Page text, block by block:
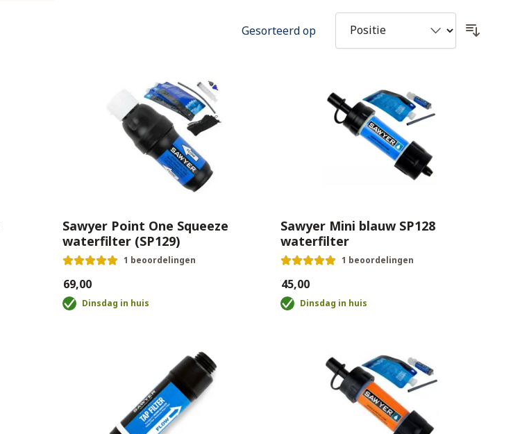
Gesorteerd op
Sawyer Point One Squeeze
waterfilter (SP129)
1 beoordelingen
€69,00
Dinsdag in huis
Sawyer Mini blauw SP128
waterfilter
1 beoordelingen
€45,00
Dinsdag in huis